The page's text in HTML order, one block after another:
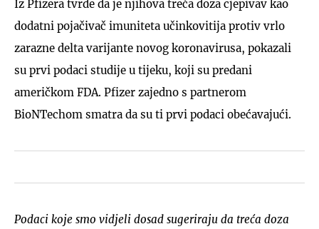
Iz Pfizera tvrde da je njihova treća doza cjepivav kao
dodatni pojačivač imuniteta učinkovitija protiv vrlo
zarazne delta varijante novog koronavirusa, pokazali
su prvi podaci studije u tijeku, koji su predani
američkom FDA. Pfizer zajedno s partnerom
BioNTechom smatra da su ti prvi podaci obećavajući.
Podaci koje smo vidjeli dosad sugeriraju da treća doza